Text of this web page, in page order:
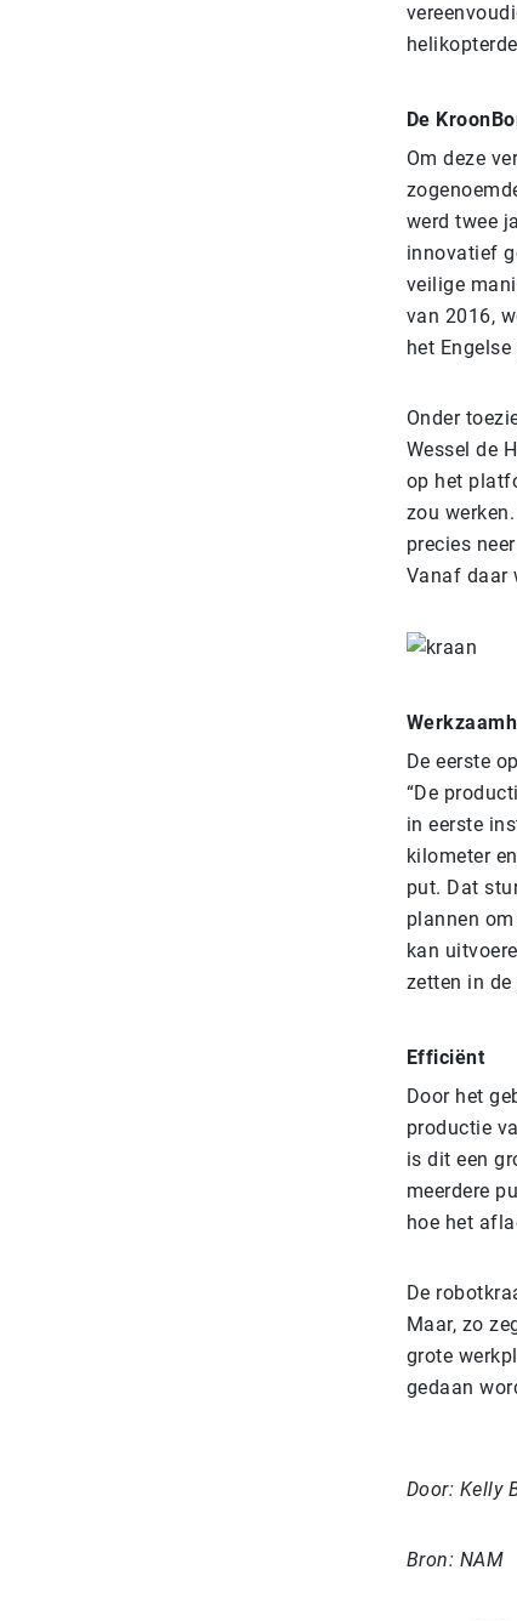
De
Om deze
werd twee
innovatief
veilige
van 2016,
het
Onder
Wessel de
op het
zou
precies
Vanaf daar
De eerste
“De
in eerste
kilometer
put. Dat
plannen
kan
zetten in de
Efficiënt
Door het
productie
is dit een
meerdere
hoe het
De
Maar, zo
grote
gedaan
Door: Kelly
Bron: NAM